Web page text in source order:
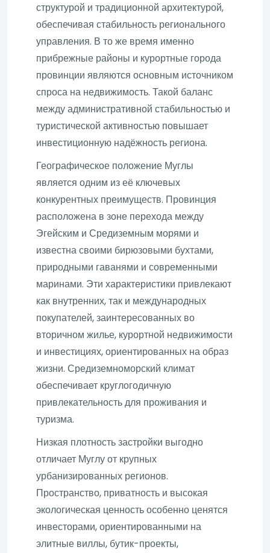
структурой и традиционной архитектурой,
обеспечивая стабильность регионального
управления. В то же время именно
прибрежные районы и курортные города
провинции являются основным источником
спроса на недвижимость. Такой баланс
между административной стабильностью и
туристической активностью повышает
инвестиционную надёжность региона.
Географическое положение Муглы
является одним из её ключевых
конкурентных преимуществ. Провинция
расположена в зоне перехода между
Эгейским и Средиземным морями и
известна своими бирюзовыми бухтами,
природными гаванями и современными
маринами. Эти характеристики привлекают
как внутренних, так и международных
покупателей, заинтересованных во
вторичном жилье, курортной недвижимости
и инвестициях, ориентированных на образ
жизни. Средиземноморский климат
обеспечивает круглогодичную
привлекательность для проживания и
туризма.
Низкая плотность застройки выгодно
отличает Муглу от крупных
урбанизированных регионов.
Пространство, приватность и высокая
экологическая ценность особенно ценятся
инвесторами, ориентированными на
элитные виллы, бутик-проекты,